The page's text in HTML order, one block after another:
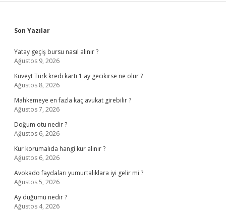
Sidebar
Son Yazılar
Yatay geçiş bursu nasıl alınır ?
Ağustos 9, 2026
Kuveyt Türk kredi kartı 1 ay gecikirse ne olur ?
Ağustos 8, 2026
Mahkemeye en fazla kaç avukat girebilir ?
Ağustos 7, 2026
Doğum otu nedir ?
Ağustos 6, 2026
Kur korumalıda hangi kur alınır ?
Ağustos 6, 2026
Avokado faydaları yumurtalıklara iyi gelir mi ?
Ağustos 5, 2026
Ay düğümü nedir ?
Ağustos 4, 2026